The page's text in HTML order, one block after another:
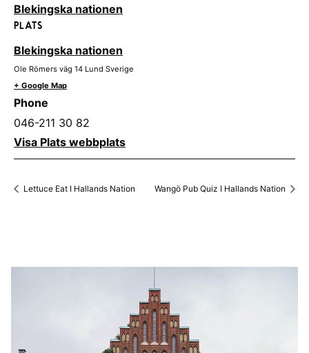
Blekingska nationen
PLATS
Blekingska nationen
Ole Römers väg 14 Lund Sverige
+ Google Map
Phone
046-211 30 82
Visa Plats webbplats
Lettuce Eat I Hallands Nation Wangö Pub Quiz I Hallands Nation